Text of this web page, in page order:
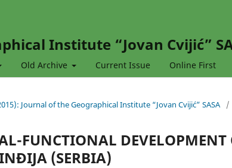
Institute “Jovan Cvijić”
Old Archive Current Issue Online First
Journal of the Geographical Institute “Jovan Cvijić” SASA /
FUNCTIONAL DEVELOPMENT
(SERBIA)